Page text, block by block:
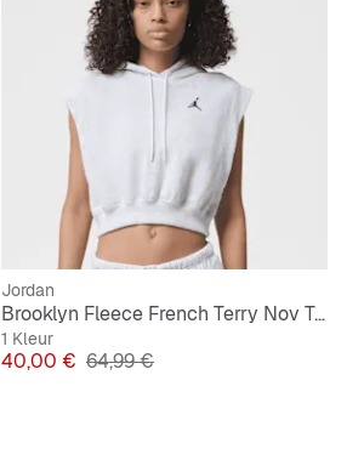
Jordan
Brooklyn Fleece French Terry Nov Top
1 Kleur
Prijs
40,00 € Originele Prijs
64,99 €